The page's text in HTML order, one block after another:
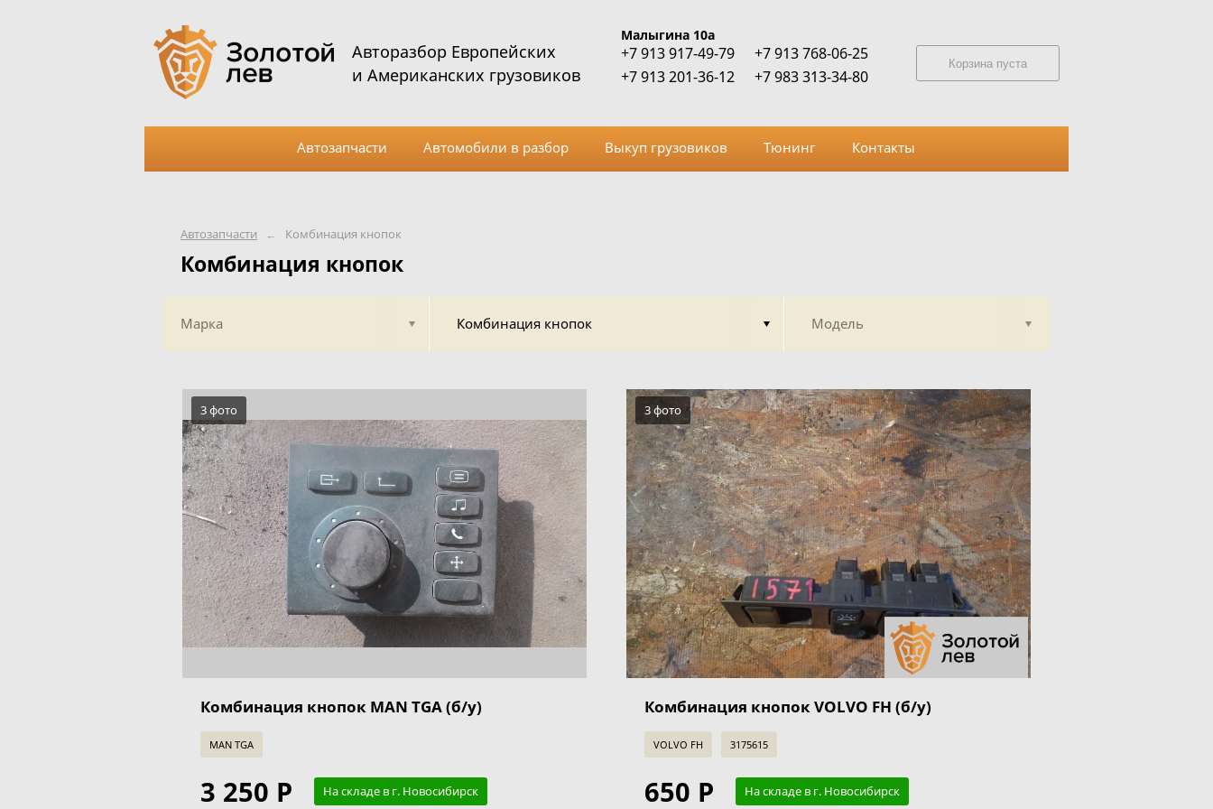
Автозапчасти ← Комбинация кнопок
Комбинация кнопок
Марка Комбинация кнопок Модель
3 фото
Комбинация кнопок MAN TGA (б/у)
MAN TGA
3 250 Р На складе в г. Новосибирск
3 фото
Комбинация кнопок VOLVO FH (б/у)
VOLVO FH 3175615
650 Р На складе в г. Новосибирск
Авторазбор Европейских
и Американских грузовиков
Малыгина 10а
+7 913 917-49-79
+7 913 201-36-12
+7 913 768-06-25
+7 983 313-34-80
Корзина пуста
Автозапчасти Автомобили в разбор Выкуп грузовиков Тюнинг Контакты